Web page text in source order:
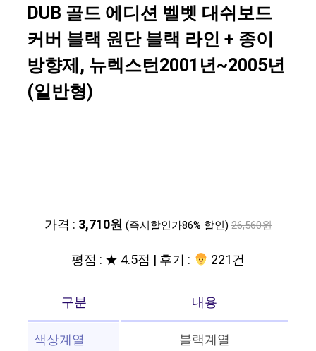
DUB 골드 에디션 벨벳 대쉬보드
커버 블랙 원단 블랙 라인 + 종이
방향제, 뉴렉스턴2001년~2005년
(일반형)
가격 : 3,710원 (즉시할인가86% 할인) 26,560원
평점 : ★ 4.5점 | 후기 : 221건
구분
내용
색상계열
블랙계열